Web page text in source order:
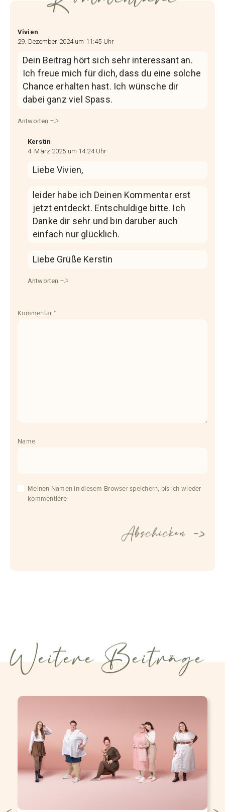
Vivien
29. Dezember 2024 um 11:45 Uhr
Dein Beitrag hört sich sehr interessant an.
Ich freue mich für dich, dass du eine solche
Chance erhalten hast. Ich wünsche dir
dabei ganz viel Spass.
Antworten
Kerstin
4. März 2025 um 14:24 Uhr
Liebe Vivien,
leider habe ich Deinen Kommentar erst
jetzt entdeckt. Entschuldige bitte. Ich
Danke dir sehr und bin darüber auch
einfach nur glücklich.
Liebe Grüße Kerstin
Antworten
Kommentar *
Name
Meinen Namen in diesem Browser speichern, bis ich wieder
kommentiere
Weitere Beiträge